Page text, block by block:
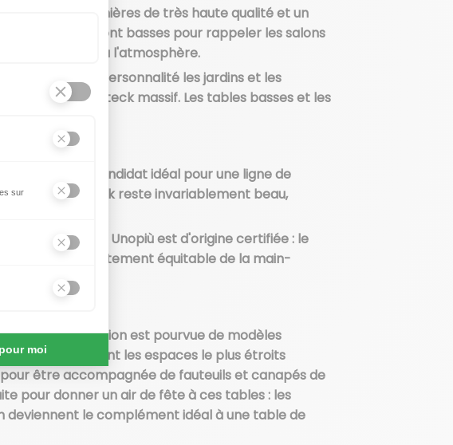
matières premières de très haute qualité et un
: les assises sont basses pour rappeler les salons
d'exotisme à l'atmosphère.
avec personnalité les jardins et les
fauteuils en teck massif. Les tables basses et les
Il est donc le candidat idéal pour une ligne de
le teck reste invariablement beau,
les meubles Unopiù est d'origine certifiée : le
bois, et un traitement équitable de la main-
air. La collection est pourvue de modèles
également les espaces le plus étroits
être accompagnée de fauteuils et canapés de
pour donner un air de fête à ces tables : les
deviennent le complément idéal à une table de